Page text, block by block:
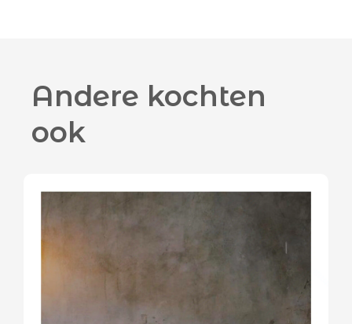
Andere kochten
ook